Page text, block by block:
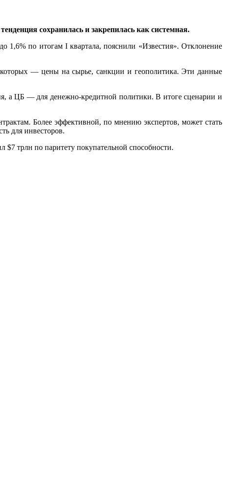
сохранилась и закрепилась как системная.
1,6% по итогам I квартала, пояснили «Известия». Отклонение
— цены на сырье, санкции и геополитика. Эти данные
а ЦБ — для денежно-кредитной политики. В итоге сценарии и
Более эффективной, по мнению экспертов, может стать
для инвесторов.
трлн по паритету покупательной способности.